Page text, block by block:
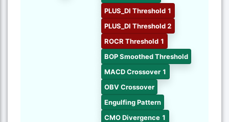
PLUS_DI Threshold 1
PLUS_DI Threshold 2
ROCR Threshold 1
BOP Smoothed Threshold
MACD Crossover 1
OBV Crossover
Engulfing Pattern
CMO Divergence 1